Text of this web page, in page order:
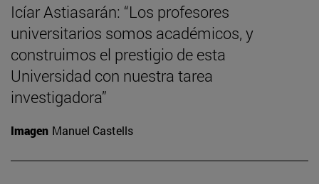
Icíar Astiasarán: “Los profesores
universitarios somos académicos, y
construimos el prestigio de esta
Universidad con nuestra tarea
investigadora”
Imagen Manuel Castells